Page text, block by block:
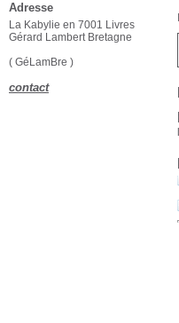
Adresse
La Kabylie en 7001 Livres
Gérard Lambert Bretagne
( GéLamBre )
contact